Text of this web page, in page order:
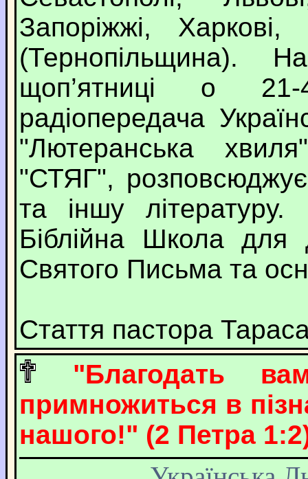
Запоріжжі, Харкові,
(Тернопільщина).
щоп’ятниці о
радіопередача
"Лютеранська
"СТЯГ",
та іншу
Біблійна Школа для
Святого Письма та
Стаття пастора
"Благодать
примножиться в
нашого!" (2 Петра